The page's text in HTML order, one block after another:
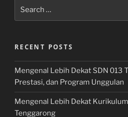
for:
RECENT POSTS
Mengenal Lebih Dekat SDN 013
Prestasi, dan Program Unggulan
Mengenal Lebih Dekat
Tenggarong